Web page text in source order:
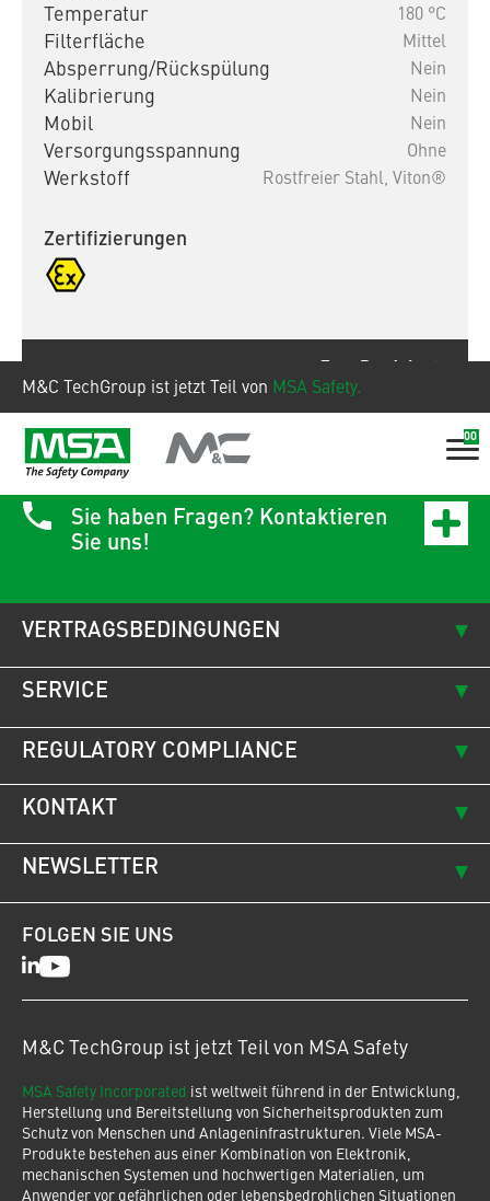
M&C TechGroup ist jetzt Teil von MSA Safety.
00
Temperatur 180 °C
Filterfläche Mittel
Absperrung/Rückspülung Nein
Kalibrierung Nein
Mobil Nein
Versorgungsspannung Ohne
Werkstoff Rostfreier Stahl, Viton®
Zertifizierungen
Sie haben Fragen? Kontaktieren
Sie uns!
VERTRAGSBEDINGUNGEN
KONTAKT
NEWSLETTER
SERVICE
REGULATORY COMPLIANCE
FOLGEN SIE UNS
LinkedIn
Youtube
M&C TechGroup ist jetzt Teil von MSA Safety
MSA Safety Incorporated ist weltweit führend in der Entwicklung,
Herstellung und Bereitstellung von Sicherheitsprodukten zum
Schutz von Menschen und Anlageninfrastrukturen. Viele MSA-
Produkte bestehen aus einer Kombination von Elektronik,
mechanischen Systemen und hochwertigen Materialien, um
Anwender vor gefährlichen oder lebensbedrohlichen Situationen